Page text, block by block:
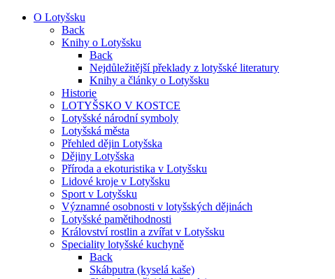
O Lotyšsku
Back
Knihy o Lotyšsku
Back
Nejdůležitější překlady z lotyšské literatury
Knihy a články o Lotyšsku
Historie
LOTYŠSKO V KOSTCE
Lotyšské národní symboly
Lotyšská města
Přehled dějin Lotyšska
Dějiny Lotyšska
Příroda a ekoturistika v Lotyšsku
Lidové kroje v Lotyšsku
Sport v Lotyšsku
Významné osobnosti v lotyšských dějinách
Lotyšské pamětihodnosti
Království rostlin a zvířat v Lotyšsku
Speciality lotyšské kuchyně
Back
Skábputra (kyselá kaše)